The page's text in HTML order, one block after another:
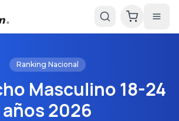
Ranking Nacional
Masculino 18-24
años 2026